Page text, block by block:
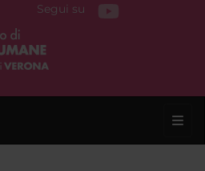
Segui su